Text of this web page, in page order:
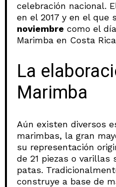
celebración nacional.
en el 2017 y en el que
noviembre como el
Marimba en Costa
La
Marimba
Aún existen diversos
marimbas, la gran
su representación
de 21 piezas o varillas
patas.
construye a base de